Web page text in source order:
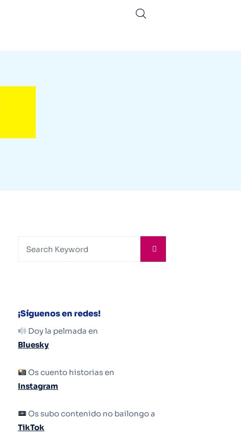
¡Síguenos en redes!
Doy la pelmada en
Bluesky
Os cuento historias en
Instagram
Os subo contenido no bailongo a
TikTok